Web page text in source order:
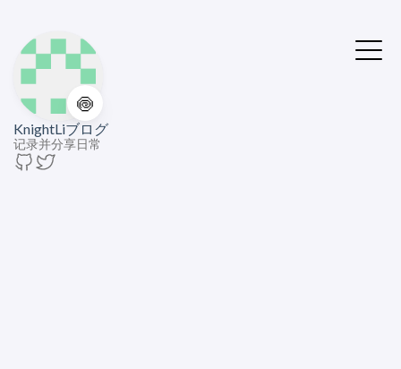
🍥
KnightLiブログ
记录并分享日常